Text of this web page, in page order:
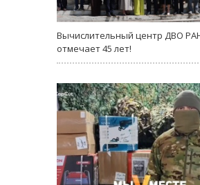
Вычислительный центр ДВО
отмечает 45 лет!